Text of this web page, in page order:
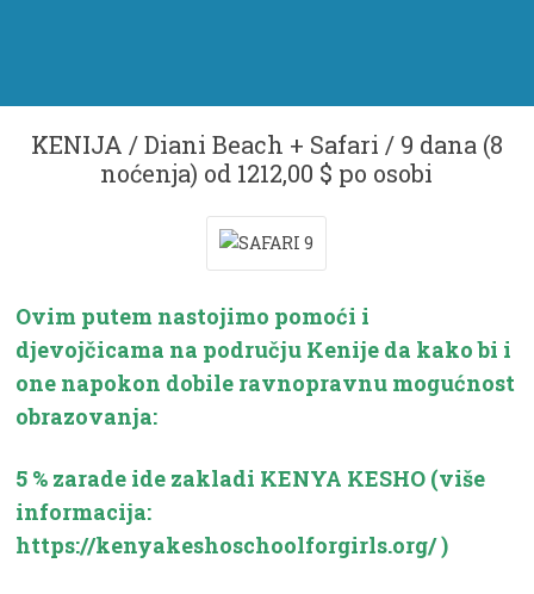
KENIJA / Diani Beach + Safari / 9 dana (8
noćenja) od 1212,00 $ po osobi
Ovim putem nastojimo pomoći i
djevojčicama na području Kenije da kako bi i
one napokon dobile ravnopravnu mogućnost
obrazovanja:
5 % zarade ide zakladi KENYA KESHO (više
informacija:
https://kenyakeshoschoolforgirls.org/ )